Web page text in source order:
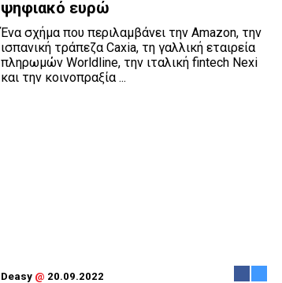
ψηφιακό ευρώ
Ένα σχήμα που περιλαμβάνει την Amazon, την
ισπανική τράπεζα Caxia, τη γαλλική εταιρεία
πληρωμών Worldline, την ιταλική fintech Nexi
και την κοινοπραξία ...
Deasy @ 20.09.2022